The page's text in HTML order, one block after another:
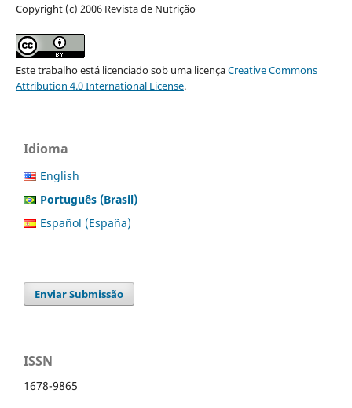
Copyright (c) 2006 Revista de Nutrição
Este trabalho está licenciado sob uma licençaCreative Commons
Attribution 4.0 International License.
Idioma
English
Português (Brasil)
Español (España)
Enviar Submissão
ISSN
1678-9865